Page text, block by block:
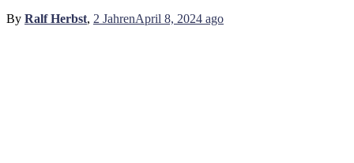
By Ralf Herbst, 2 JahrenApril 8, 2024 ago